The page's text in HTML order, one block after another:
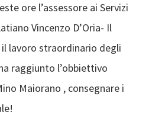
ore l’assessore ai Servizi
Vincenzo D’Oria- Il
lavoro straordinario degli
raggiunto l’obbiettivo
Maiorano , consegnare i